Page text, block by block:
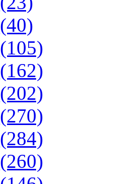
(40)
(105)
(162)
(202)
(270)
(284)
(260)